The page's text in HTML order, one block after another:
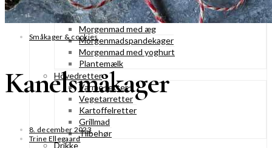
Morgenmad
Granola & müesli
Morgenmad med æg
Morgenmadspandekager
Morgenmad med yoghurt
Plantemælk
Hovedretter
Varme retter
Vegetarretter
Kartoffelretter
Grillmad
Tilbehør
Drikke
Småkager & cookies
Kanelsmåkager
8. december 2023
Trine Ellegaard